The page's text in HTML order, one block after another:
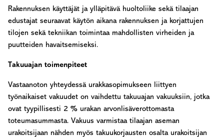
Rakennuksen käyttäjät ja ylläpitävä huoltoliike sekä tilaajan
edustajat seuraavat käytön aikana rakennuksen ja korjattujen
tilojen sekä tekniikan toimintaa mahdollisten virheiden ja
puutteiden havaitsemiseksi.
Takuuajan toimenpiteet
Vastaanoton yhteydessä urakkasopimukseen liittyen
työnaikaiset vakuudet on vaihdettu takuuajan vakuuksiin, jotka
ovat tyypillisesti 2 % urakan arvonlisäverottomasta
toteumasummasta. Vakuus varmistaa tilaajan aseman
urakoitsijaan nähden myös takuukorjausten osalta urakoitsijan